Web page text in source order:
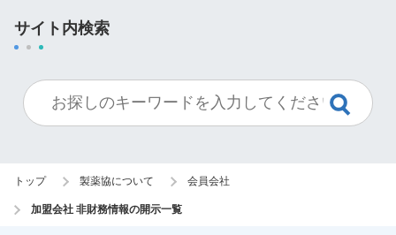
サイト内検索
トップ 製薬協について 会員会社
加盟会社 非財務情報の開示一覧